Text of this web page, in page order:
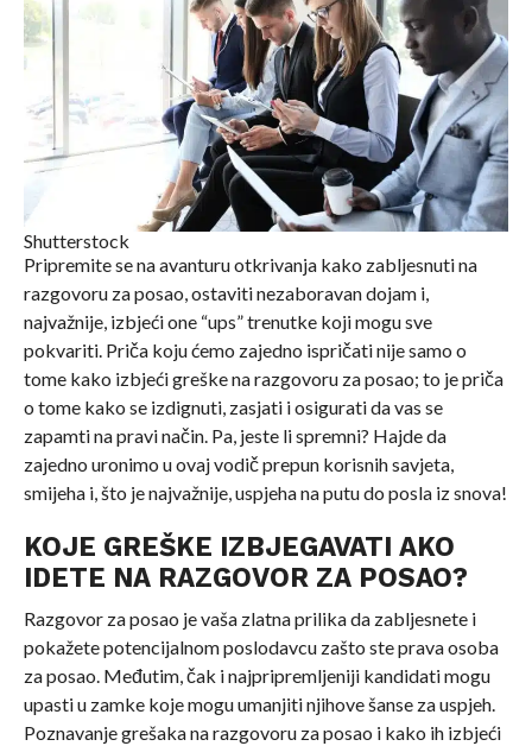
Shutterstock
Pripremite se na avanturu otkrivanja kako zabljesnuti na
razgovoru za posao, ostaviti nezaboravan dojam i,
najvažnije, izbjeći one “ups” trenutke koji mogu sve
pokvariti. Priča koju ćemo zajedno ispričati nije samo o
tome kako izbjeći greške na razgovoru za posao; to je priča
o tome kako se izdignuti, zasjati i osigurati da vas se
zapamti na pravi način. Pa, jeste li spremni? Hajde da
zajedno uronimo u ovaj vodič prepun korisnih savjeta,
smijeha i, što je najvažnije, uspjeha na putu do posla iz snova!
KOJE GREŠKE IZBJEGAVATI AKO
IDETE NA RAZGOVOR ZA POSAO?
Razgovor za posao je vaša zlatna prilika da zabljesnete i
pokažete potencijalnom poslodavcu zašto ste prava osoba
za posao. Međutim, čak i najpripremljeniji kandidati mogu
upasti u zamke koje mogu umanjiti njihove šanse za uspjeh.
Poznavanje grešaka na razgovoru za posao i kako ih izbjeći